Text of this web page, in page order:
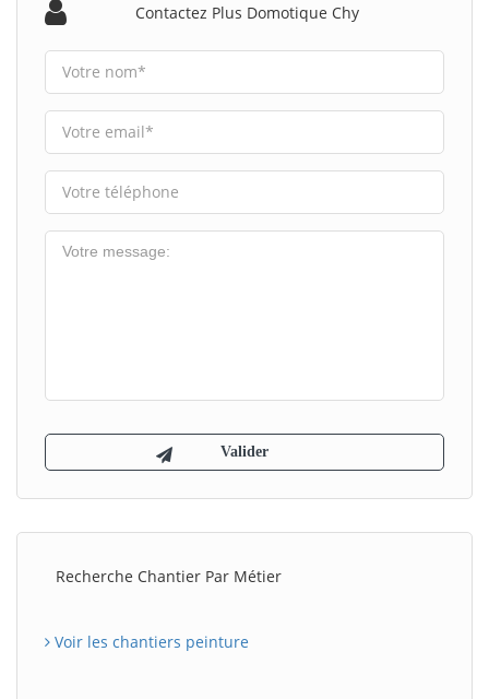
Contactez Plus Domotique Chy
Recherche Chantier Par Métier
Voir les chantiers peinture